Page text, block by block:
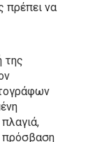
πρέπει να
της
πρόσβαση